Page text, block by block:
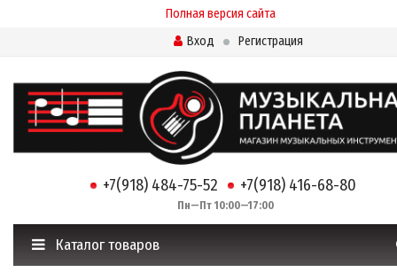
Полная версия сайта
Вход
Регистрация
+7(918) 484-75-52 +7(918) 416-68-80
Пн—Пт 10:00—17:00
Каталог товаров